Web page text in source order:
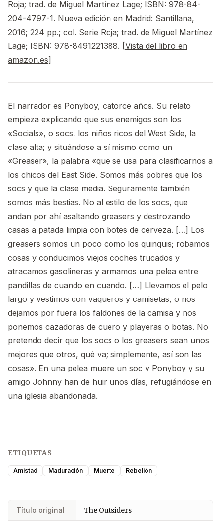
Roja; trad. de Miguel Martínez Lage; ISBN: 978-84-
204-4797-1. Nueva edición en Madrid: Santillana,
2016; 224 pp.; col. Serie Roja; trad. de Miguel Martínez
Lage; ISBN: 978-8491221388. [Vista del libro en
amazon.es]
El narrador es Ponyboy, catorce años. Su relato
empieza explicando que sus enemigos son los
«Socials», o socs, los niños ricos del West Side, la
clase alta; y situándose a sí mismo como un
«Greaser», la palabra «que se usa para clasificarnos a
los chicos del East Side. Somos más pobres que los
socs y que la clase media. Seguramente también
somos más bestias. No al estilo de los socs, que
andan por ahí asaltando greasers y destrozando
casas a patada limpia con botes de cerveza. […] Los
greasers somos un poco como los quinquis; robamos
cosas y conducimos viejos coches trucados y
atracamos gasolineras y armamos una pelea entre
pandillas de cuando en cuando. […] Llevamos el pelo
largo y vestimos con vaqueros y camisetas, o nos
dejamos por fuera los faldones de la camisa y nos
ponemos cazadoras de cuero y playeras o botas. No
pretendo decir que los socs o los greasers sean unos
mejores que otros, qué va; simplemente, así son las
cosas». En una pelea muere un soc y Ponyboy y su
amigo Johnny han de huir unos días, refugiándose en
una iglesia abandonada.
ETIQUETAS
Amistad Maduración Muerte Rebelión
Título original The Outsiders